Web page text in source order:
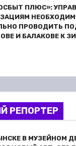
ПЛЮС»:
ПРОВОДИТЬ
И БАЛАКОВЕ К
РЕПОРТЕР
В МУЗЕЙНОМ